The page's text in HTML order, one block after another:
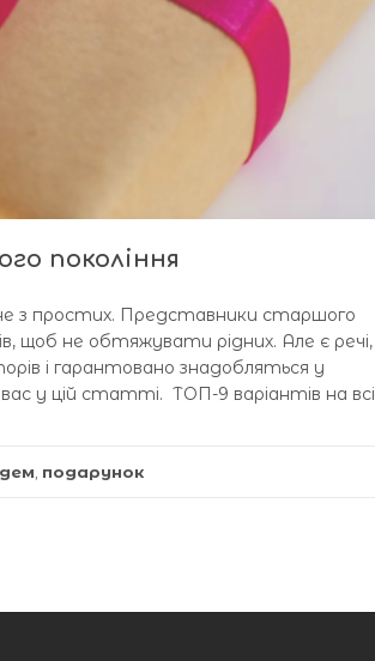
покоління
з простих. Представники старшого
щоб не обтяжувати рідних. Але є речі,
і гарантовано знадобляться у
у цій статті. ТОП-9 варіантів на всі
подарунок